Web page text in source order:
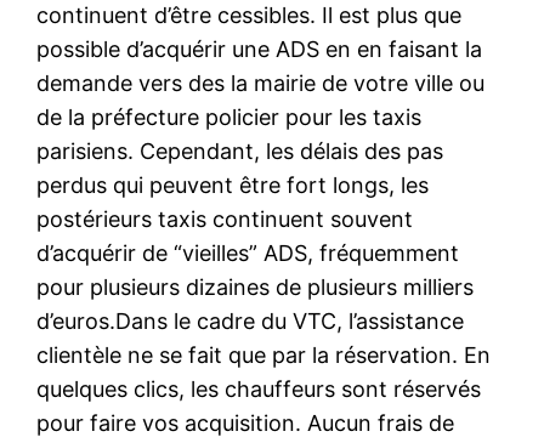
continuent d’être cessibles. Il est plus que
possible d’acquérir une ADS en en faisant la
demande vers des la mairie de votre ville ou
de la préfecture policier pour les taxis
parisiens. Cependant, les délais des pas
perdus qui peuvent être fort longs, les
postérieurs taxis continuent souvent
d’acquérir de “vieilles” ADS, fréquemment
pour plusieurs dizaines de plusieurs milliers
d’euros.Dans le cadre du VTC, l’assistance
clientèle ne se fait que par la réservation. En
quelques clics, les chauffeurs sont réservés
pour faire vos acquisition. Aucun frais de